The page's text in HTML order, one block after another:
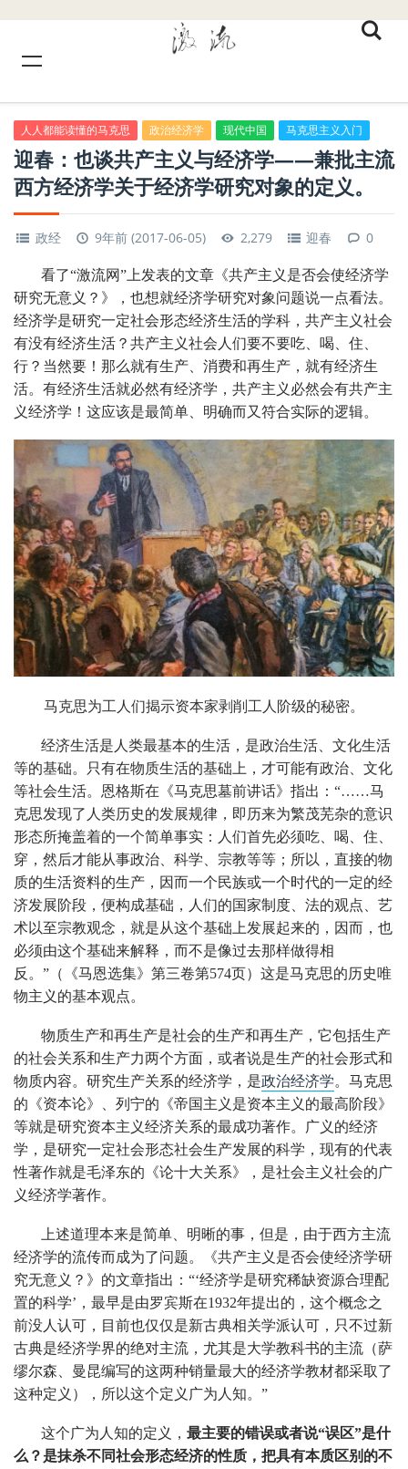
人人都能读懂的马克思 政治经济学 现代中国 马克思主义入门
迎春：也谈共产主义与经济学——兼批主流
西方经济学关于经济学研究对象的定义。
政经 9年前 (2017-06-05) 2,279 迎春 0
看了“激流网”上发表的文章《共产主义是否会使经济学
研究无意义？》，也想就经济学研究对象问题说一点看法。
经济学是研究一定社会形态经济生活的学科，共产主义社会
有没有经济生活？共产主义社会人们要不要吃、喝、住、
行？当然要！那么就有生产、消费和再生产，就有经济生
活。有经济生活就必然有经济学，共产主义必然会有共产主
义经济学！这应该是最简单、明确而又符合实际的逻辑。
马克思为工人们揭示资本家剥削工人阶级的秘密。
经济生活是人类最基本的生活，是政治生活、文化生活
等的基础。只有在物质生活的基础上，才可能有政治、文化
等社会生活。恩格斯在《马克思墓前讲话》指出： “……马
克思发现了人类历史的发展规律，即历来为繁茂芜杂的意识
形态所掩盖着的一个简单事实：人们首先必须吃、喝、住、
穿，然后才能从事政治、科学、宗教等等；所以，直接的物
质的生活资料的生产，因而一个民族或一个时代的一定的经
济发展阶段，便构成基础，人们的国家制度、法的观点、艺
术以至宗教观念，就是从这个基础上发展起来的，因而，也
必须由这个基础来解释，而不是像过去那样做得相
反。”（《马恩选集》第三卷第574页） 这是马克思的历史唯
物主义的基本观点。
物质生产和再生产是社会的生产和再生产，它包括生产
的社会关系和生产力两个方面，或者说是生产的社会形式和
物质内容。研究生产关系的经济学，是政治经济学。马克思
的《资本论》、列宁的《帝国主义是资本主义的最高阶段》
等就是研究资本主义经济关系的最成功著作。广义的经济
学，是研究一定社会形态社会生产发展的科学，现有的代表
性著作就是毛泽东的《论十大关系》，是社会主义社会的广
义经济学著作。
上述道理本来是简单、明晰的事，但是，由于西方主流
经济学的流传而成为了问题。《共产主义是否会使经济学研
究无意义？》的文章指出：“‘经济学是研究稀缺资源合理配
置的科学’，最早是由罗宾斯在1932年提出的，这个概念之
前没人认可，目前也仅仅是新古典相关学派认可，只不过新
古典是经济学界的绝对主流，尤其是大学教科书的主流（萨
缪尔森、曼昆编写的这两种销量最大的经济学教材都采取了
这种定义），所以这个定义广为人知。”
这个广为人知的定义， 最主要的错误或者说“误区”是什
么？是抹杀不同社会形态经济的性质，把具有本质区别的不